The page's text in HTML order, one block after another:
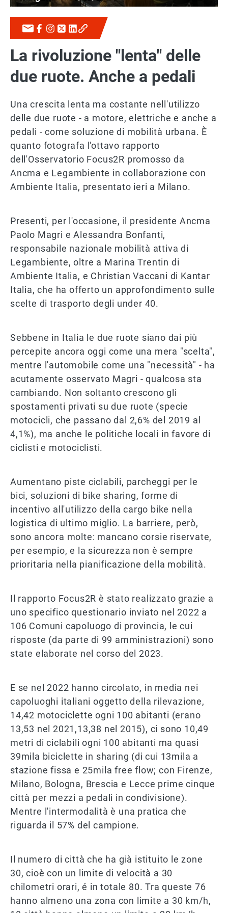
La rivoluzione "lenta" delle
due ruote. Anche a pedali
Una crescita lenta ma costante nell'utilizzo
delle due ruote - a motore, elettriche e anche a
pedali - come soluzione di mobilità urbana. È
quanto fotografa l'ottavo rapporto
dell'Osservatorio Focus2R promosso da
Ancma e Legambiente in collaborazione con
Ambiente Italia, presentato ieri a Milano.
Presenti, per l'occasione, il presidente Ancma
Paolo Magri e Alessandra Bonfanti,
responsabile nazionale mobilità attiva di
Legambiente, oltre a Marina Trentin di
Ambiente Italia, e Christian Vaccani di Kantar
Italia, che ha offerto un approfondimento sulle
scelte di trasporto degli under 40.
Sebbene in Italia le due ruote siano dai più
percepite ancora oggi come una mera "scelta",
mentre l'automobile come una "necessità" - ha
acutamente osservato Magri - qualcosa sta
cambiando. Non soltanto crescono gli
spostamenti privati su due ruote (specie
motocicli, che passano dal 2,6% del 2019 al
4,1%), ma anche le politiche locali in favore di
ciclisti e motociclisti.
Aumentano piste ciclabili, parcheggi per le
bici, soluzioni di bike sharing, forme di
incentivo all'utilizzo della cargo bike nella
logistica di ultimo miglio. La barriere, però,
sono ancora molte: mancano corsie riservate,
per esempio, e la sicurezza non è sempre
prioritaria nella pianificazione della mobilità.
Il rapporto Focus2R è stato realizzato grazie a
uno specifico questionario inviato nel 2022 a
106 Comuni capoluogo di provincia, le cui
risposte (da parte di 99 amministrazioni) sono
state elaborate nel corso del 2023.
E se nel 2022 hanno circolato, in media nei
capoluoghi italiani oggetto della rilevazione,
14,42 motociclette ogni 100 abitanti (erano
13,53 nel 2021,13,38 nel 2015), ci sono 10,49
metri di ciclabili ogni 100 abitanti ma quasi
39mila biciclette in sharing (di cui 13mila a
stazione fissa e 25mila free flow; con Firenze,
Milano, Bologna, Brescia e Lecce prime cinque
città per mezzi a pedali in condivisione).
Mentre l'intermodalità è una pratica che
riguarda il 57% del campione.
Il numero di città che ha già istituito le zone
30, cioè con un limite di velocità a 30
chilometri orari, é in totale 80. Tra queste 76
hanno almeno una zona con limite a 30 km/h,